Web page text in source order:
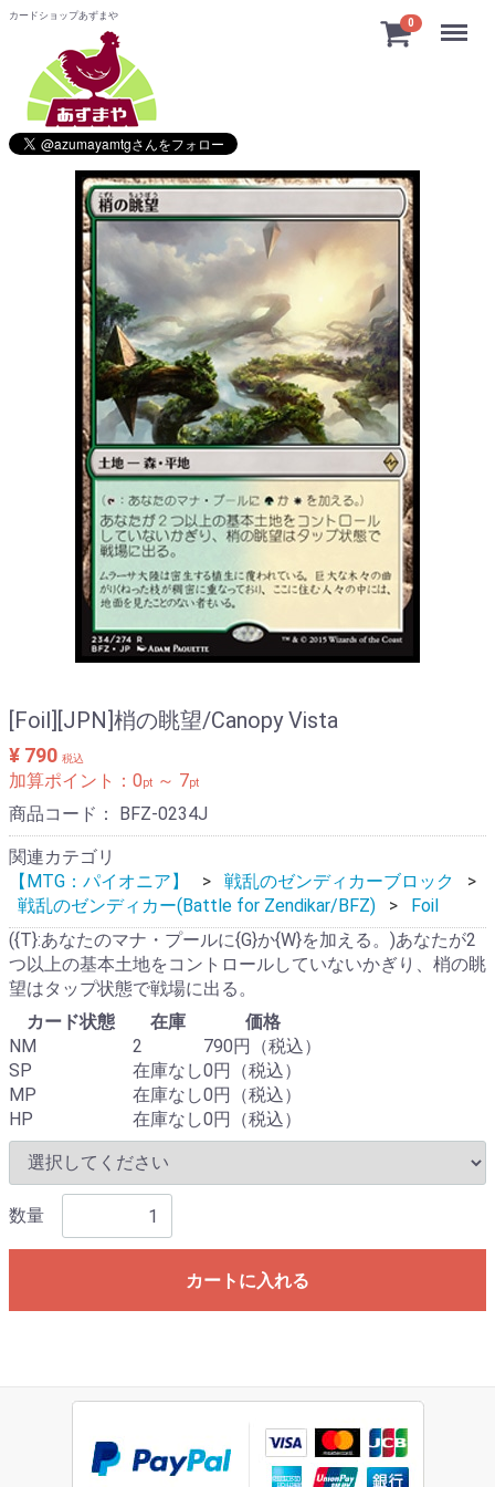
カードショップあずまや
0 Menu
[Foil][JPN]梢の眺望/Canopy Vista
¥ 790 税込
加算ポイント： 0pt ～ 7pt
商品コード： BFZ-0234J
関連カテゴリ
【MTG：パイオニア】
戦乱のゼンディカーブロック
戦乱のゼンディカー(Battle for Zendikar/BFZ)
Foil
({T}:あなたのマナ・プールに{G}か{W}を加える。)あなたが2
つ以上の基本土地をコントロールしていないかぎり、梢の眺
望はタップ状態で戦場に出る。
カード状態
在庫
価格
NM
2
790円（税込）
SP
在庫なし0円（税込）
MP
在庫なし0円（税込）
HP
在庫なし0円（税込）
数量
カートに入れる